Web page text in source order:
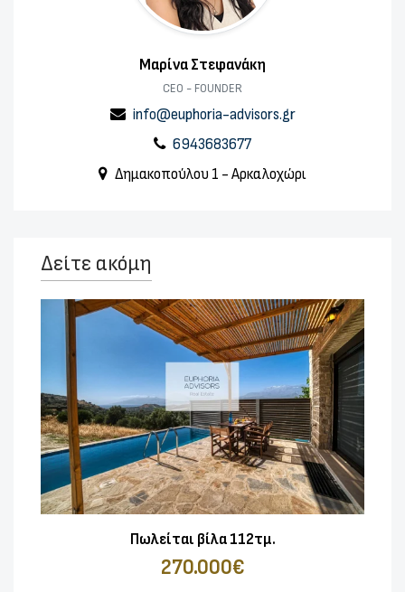
Μαρίνα Στεφανάκη
CEO - FOUNDER
info@euphoria-advisors.gr
6943683677
Δημακοπούλου 1 - Αρκαλοχώρι
Δείτε ακόμη
Πωλείται βίλα 112τμ.
270.000€